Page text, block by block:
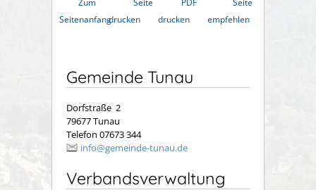
Seitenanfangdrucken
drucken
empfehlen
Gemeinde Tunau
Dorfstraße 2
79677 Tunau
Telefon 07673 344
info@gemeinde-tunau.de
Verbandsverwaltung